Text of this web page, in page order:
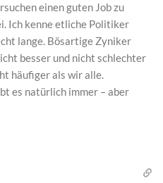
einen guten Job zu
Ich kenne etliche Politiker
lange. Bösartige Zyniker
besser und nicht schlechter
häufiger als wir alle.
es natürlich immer – aber